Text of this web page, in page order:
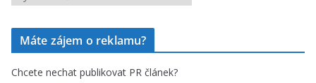
r
c
v
Máte zájem o reklamu?
Chcete nechat publikovat PR článek?